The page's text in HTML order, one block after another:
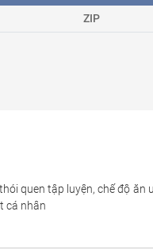
ZIP
quen tập luyện, chế độ
cá nhân